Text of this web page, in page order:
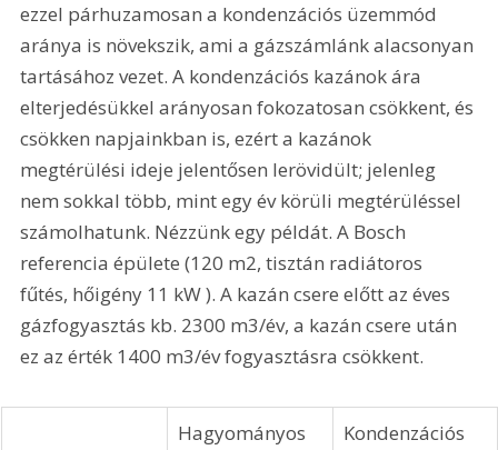
ezzel párhuzamosan a kondenzációs üzemmód
aránya is növekszik, ami a gázszámlánk alacsonyan
tartásához vezet. A kondenzációs kazánok ára
elterjedésükkel arányosan fokozatosan csökkent, és
csökken napjainkban is, ezért a kazánok
megtérülési ideje jelentősen lerövidült; jelenleg
nem sokkal több, mint egy év körüli megtérüléssel
számolhatunk. Nézzünk egy példát. A Bosch
referencia épülete (120 m2, tisztán radiátoros
fűtés, hőigény 11 kW ). A kazán csere előtt az éves
gázfogyasztás kb. 2300 m3/év, a kazán csere után
ez az érték 1400 m3/év fogyasztásra csökkent.
Hagyományos
Kondenzációs